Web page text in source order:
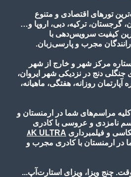
تورهای اقتصادی و متنوع
گرجستان، ترکیه، دبی، اروپا و…
کیفیت سرویس‌دهی با
مرکز شهر و خارج از شهر
جنگلی دنج در نزدیکی شهر ایروان،
روزانه، هفتگی، ماهیانه،
مراسم‌های شما در ارمنستان و
نامزدی و عروسی با کادری
و فیلمبرداری ۸K ULTRA
در ارمنستان با کادری مجرب و
چنج ویزا، ویزای استارت‌آپ...